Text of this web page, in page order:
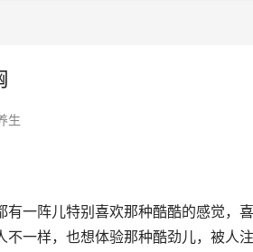
生
有一阵儿特别喜欢那种酷酷的感觉，
不一样，也想体验那种酷劲儿，被人